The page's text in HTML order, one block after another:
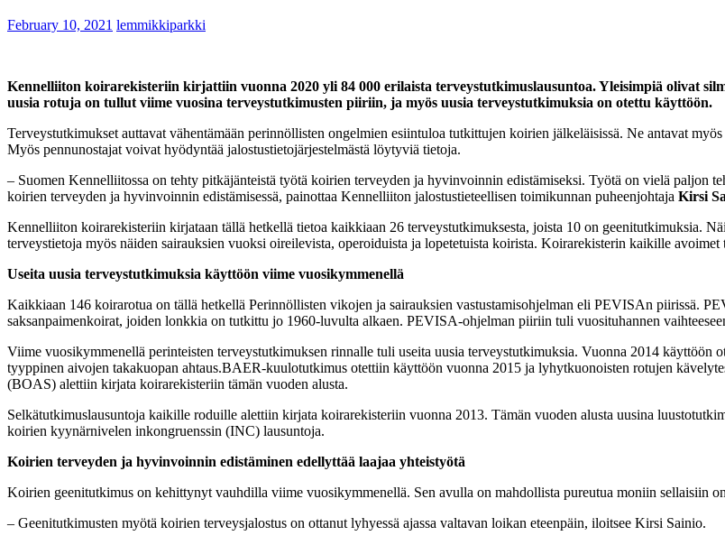
February 10, 2021 lemmikkiparkki
Kennelliiton koirarekisteriin kirjattiin vuonna 2020 yli 84 000 erilaista terveystutkimuslausuntoa. Yleisimpiä olivat
uusia rotuja on tullut viime vuosina terveystutkimusten piiriin, ja myös uusia terveystutkimuksia on otettu käyttöön.
Terveystutkimukset auttavat vähentämään perinnöllisten ongelmien esiintuloa tutkittujen koirien jälkeläisissä. Ne antavat
Myös pennunostajat voivat hyödyntää jalostustietojärjestelmästä löytyviä tietoja.
– Suomen Kennelliitossa on tehty pitkäjänteistä työtä koirien terveyden ja hyvinvoinnin edistämiseksi. Työtä on vielä paljon
koirien terveyden ja hyvinvoinnin edistämisessä, painottaa Kennelliiton jalostustieteellisen toimikunnan puheenjohtaja Kirsi
Kennelliiton koirarekisteriin kirjataan tällä hetkellä tietoa kaikkiaan 26 terveystutkimuksesta, joista 10 on geenitutkimuksia.
terveystietoja myös näiden sairauksien vuoksi oireilevista, operoiduista ja lopetetuista koirista. Koirarekisterin kaikille
Useita uusia terveystutkimuksia käyttöön viime vuosikymmenellä
Kaikkiaan 146 koirarotua on tällä hetkellä Perinnöllisten vikojen ja sairauksien vastustamisohjelman eli PEVISAn piirissä.
saksanpaimenkoirat, joiden lonkkia on tutkittu jo 1960-luvulta alkaen. PEVISA-ohjelman piiriin tuli vuosituhannen
Viime vuosikymmenellä perinteisten terveystutkimuksen rinnalle tuli useita uusia terveystutkimuksia. Vuonna 2014 käyttöön
tyyppinen aivojen takakuopan ahtaus.BAER-kuulotutkimus otettiin käyttöön vuonna 2015 ja lyhytkuonoisten rotujen
(BOAS) alettiin kirjata koirarekisteriin tämän vuoden alusta.
Selkätutkimuslausuntoja kaikille roduille alettiin kirjata koirarekisteriin vuonna 2013. Tämän vuoden alusta uusina
koirien kyynärnivelen inkongruenssin (INC) lausuntoja.
Koirien terveyden ja hyvinvoinnin edistäminen edellyttää laajaa yhteistyötä
Koirien geenitutkimus on kehittynyt vauhdilla viime vuosikymmenellä. Sen avulla on mahdollista pureutua moniin sellaisiin
– Geenitutkimusten myötä koirien terveysjalostus on ottanut lyhyessä ajassa valtavan loikan eteenpäin, iloitsee Kirsi Sainio.